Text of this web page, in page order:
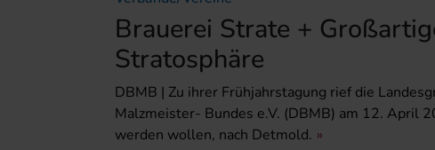
Brauerei Strate +
Stratosphäre
DBMB | Zu ihrer Frühjahrstagung rief die
Malzmeister- Bundes e.V. (DBMB) am 12. April
werden wollen, nach Detmold.